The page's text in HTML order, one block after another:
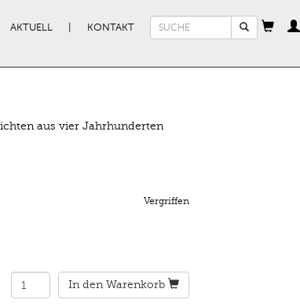
AKTUELL KONTAKT
Suchformular
aus vier Jahrhunderten
Vergriffen
In den Warenkorb